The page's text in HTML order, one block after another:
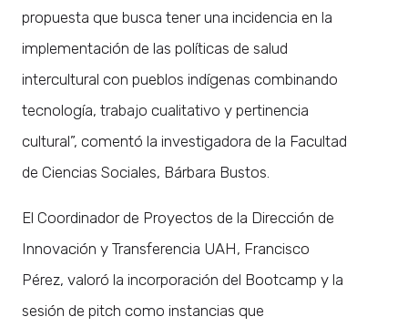
propuesta que busca tener una incidencia en la
implementación de las políticas de salud
intercultural con pueblos indígenas combinando
tecnología, trabajo cualitativo y pertinencia
cultural”, comentó la investigadora de la Facultad
de Ciencias Sociales, Bárbara Bustos.
El Coordinador de Proyectos de la Dirección de
Innovación y Transferencia UAH, Francisco
Pérez, valoró la incorporación del Bootcamp y la
sesión de pitch como instancias que